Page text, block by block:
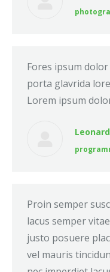
Fores ipsum
porta glavrida
Lorem ipsum
Proin semper
lacus semper
justo posuere
vel mauris